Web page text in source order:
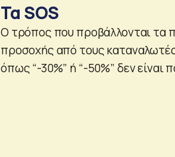
Τα SOS
Ο τρόπος που προβάλλονται τα
προσοχής από τους
όπως “-30%” ή “-50%” δεν είναι